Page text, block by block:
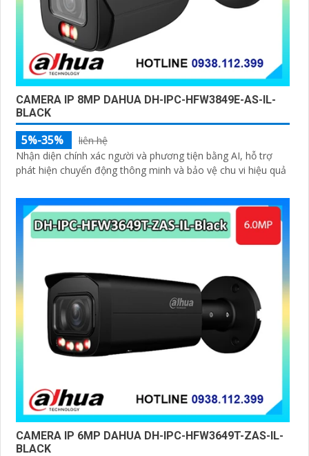
CAMERA IP 8MP DAHUA DH-IPC-HFW3849E-AS-IL-
BLACK
5%-35%
liên hệ
Nhận diện chính xác người và phương tiện bằng AI, hỗ trợ
phát hiện chuyển động thông minh và bảo vệ chu vi hiệu quả
CAMERA IP 6MP DAHUA DH-IPC-HFW3649T-ZAS-IL-
BLACK